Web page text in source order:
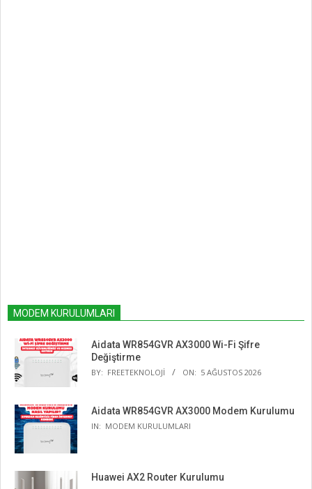
MODEM KURULUMLARI
Aidata WR854GVR AX3000 Wi-Fi Şifre
Değiştirme
BY: FREETEKNOLOJI ON: 5 AĞUSTOS 2026
Aidata WR854GVR AX3000 Modem Kurulumu
IN: MODEM KURULUMLARI
Huawei AX2 Router Kurulumu